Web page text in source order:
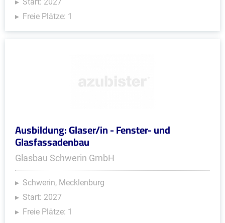
Freie Plätze: 1
Ausbildung: Glaser/in - Fenster- und
Glasfassadenbau
Glasbau Schwerin GmbH
Schwerin, Mecklenburg
Start: 2027
Freie Plätze: 1